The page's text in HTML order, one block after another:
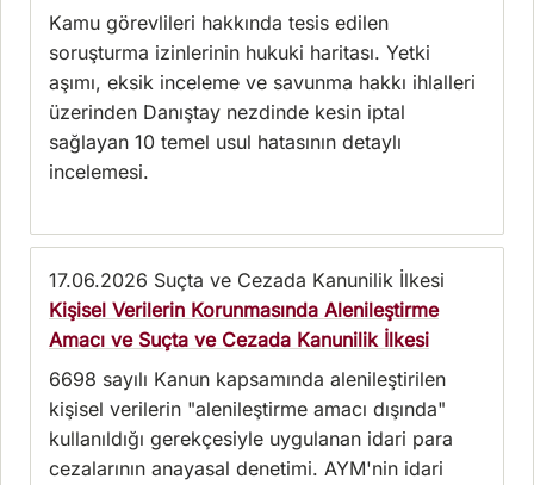
Kamu görevlileri hakkında tesis edilen
soruşturma izinlerinin hukuki haritası. Yetki
aşımı, eksik inceleme ve savunma hakkı ihlalleri
üzerinden Danıştay nezdinde kesin iptal
sağlayan 10 temel usul hatasının detaylı
incelemesi.
17.06.2026 Suçta ve Cezada Kanunilik İlkesi
Kişisel Verilerin Korunmasında Alenileştirme
Amacı ve Suçta ve Cezada Kanunilik İlkesi
6698 sayılı Kanun kapsamında alenileştirilen
kişisel verilerin "alenileştirme amacı dışında"
kullanıldığı gerekçesiyle uygulanan idari para
cezalarının anayasal denetimi. AYM'nin idari